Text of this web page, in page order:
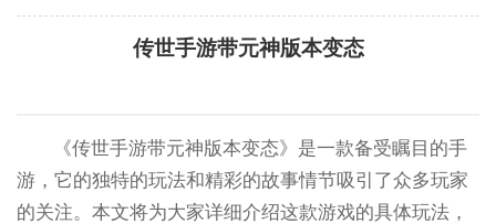
传世手游带元神版本变态
《传世手游带元神版本变态》是一款备受瞩目的手
游，它的独特的玩法和精彩的故事情节吸引了众多玩家
的关注。本文将为大家详细介绍这款游戏的具体玩法，